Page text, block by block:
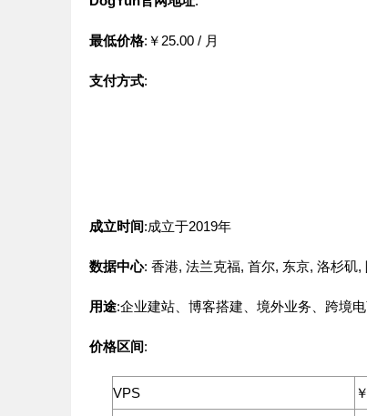
最低价格:￥25.00 / 月
支付方式:
成立时间:成立于2019年
数据中心: 香港, 法兰克福, 首尔, 东京, 洛杉矶,
用途:企业建站、博客搭建、境外业务、跨境电
价格区间:
VPS